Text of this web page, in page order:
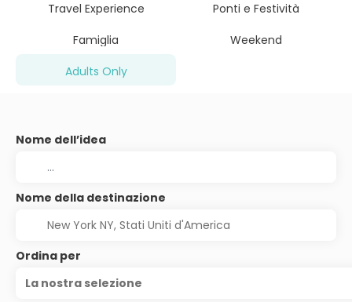
Travel Experience
Ponti e Festività
Famiglia
Weekend
Adults Only
Nome dell’idea
Nome della destinazione
Ordina per
La nostra selezione